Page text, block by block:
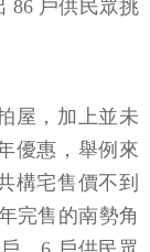
86 戶供民眾挑
屋，加上並未
優惠，舉例來
構宅售價不到
完售的南勢角